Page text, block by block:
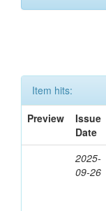
Item hits:
Preview
Issue
Date
2025-
09-26